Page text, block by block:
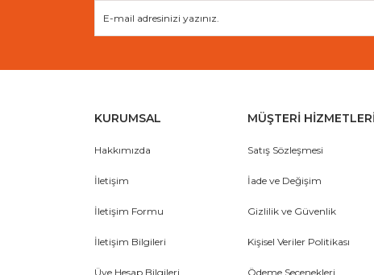
KURUMSAL
Hakkımızda
İletişim
İletişim Formu
İletişim Bilgileri
Üye Hesap Bilgileri
MÜŞTERİ
Satış Sözleşmesi
İade ve Değişim
Gizlilik ve Güvenlik
Kişisel Veriler Politikası
Ödeme Seçenekleri